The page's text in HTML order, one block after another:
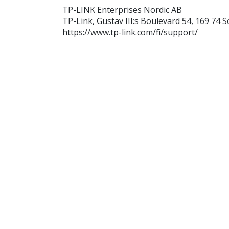
TP-LINK Enterprises Nordic AB
TP-Link, Gustav III:s Boulevard 54, 169 74
https://www.tp-link.com/fi/support/